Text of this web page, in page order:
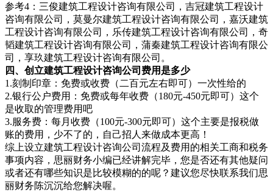
参考4：三俊建筑工程设计咨询有限公司，吉冠建筑工程设计
咨询有限公司，莫曼尔建筑工程设计咨询有限公司，嘉沃建筑
工程设计咨询有限公司，乐传建筑工程设计咨询有限公司，奇
韬建筑工程设计咨询有限公司，蒲秦建筑工程设计咨询有限公
司，享玖建筑工程设计咨询有限公司。
四、创立建筑工程设计咨询公司费用是多少
1.刻制印章：免费或收费（二百元左右即可）一次性给的
2.银行公户费用：免费或每年收费（180元-450元即可）这个
是收取的管理费用吧
3.服务费：每月收费（100元-300元即可）这个主要是报税做
账的费用，少不了的，自己招人来做成本更高！
综上设立建筑工程设计咨询公司流程及费用的相关工商和税务
事项内容，思丽财务小编已经讲解完毕，您是否还有其他疑问
或者还有哪些知识是比较模糊的的呢？建议您尽快联系我们思
丽财务陈沉沉给您解决喔。